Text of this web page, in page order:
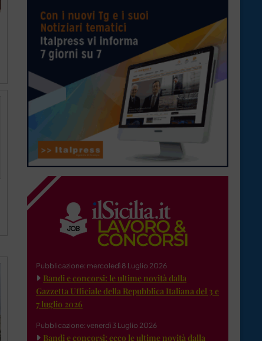
Pubblicazione: mercoledì 8 Luglio 2026
Bandi e concorsi: le ultime novità dalla
Gazzetta Ufficiale della Repubblica Italiana del 3 e
7 luglio 2026
Pubblicazione: venerdì 3 Luglio 2026
Bandi e concorsi: ecco le ultime novità dalla